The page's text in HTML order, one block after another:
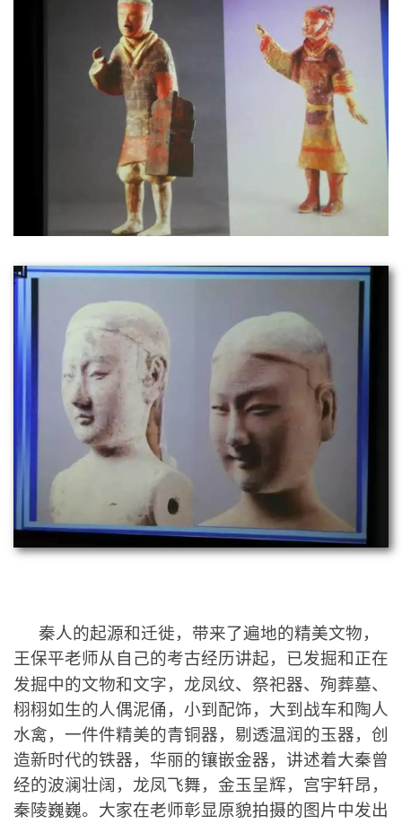
秦人的起源和迁徙，带来了遍地的精美文物，
王保平老师从自己的考古经历讲起，已发掘和正在
发掘中的文物和文字， 龙凤纹、 祭祀器、 殉葬墓、
栩栩如生的人偶泥俑， 小到配饰，大到战车和陶人
水禽， 一件件精美的青铜器，剔透温润的玉器，创
造新时代的铁器，华丽的镶嵌金器，讲述着大秦曾
经的波澜壮阔， 龙凤飞舞，金玉呈辉，宫宇轩昂，
秦陵巍巍。大家在老师彰显原貌拍摄的图片中发出